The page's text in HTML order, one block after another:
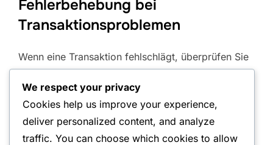
Fehlerbehebung bei
Transaktionsproblemen
Wenn eine Transaktion fehlschlägt, überprüfen Sie
oder instabile Verbindung kann den
Zahlungsprozess unterbrechen. Das Neustarten
Ihres Routers oder das Wechseln zu einer
We respect your privacy
Cookies help us improve your experience,
deliver personalized content, and analyze
traffic. You can choose which cookies to allow